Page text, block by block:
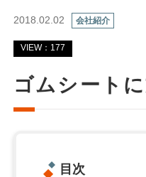
2018.02.02 会社紹介
VIEW：177
ゴムシート
目次